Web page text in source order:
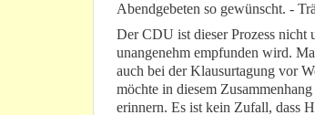
Abendgebeten so gewünscht. -
Der CDU ist dieser Prozess nicht
unangenehm empfunden wird.
auch bei der Klausurtagung vor
möchte in diesem
erinnern. Es ist kein Zufall, dass